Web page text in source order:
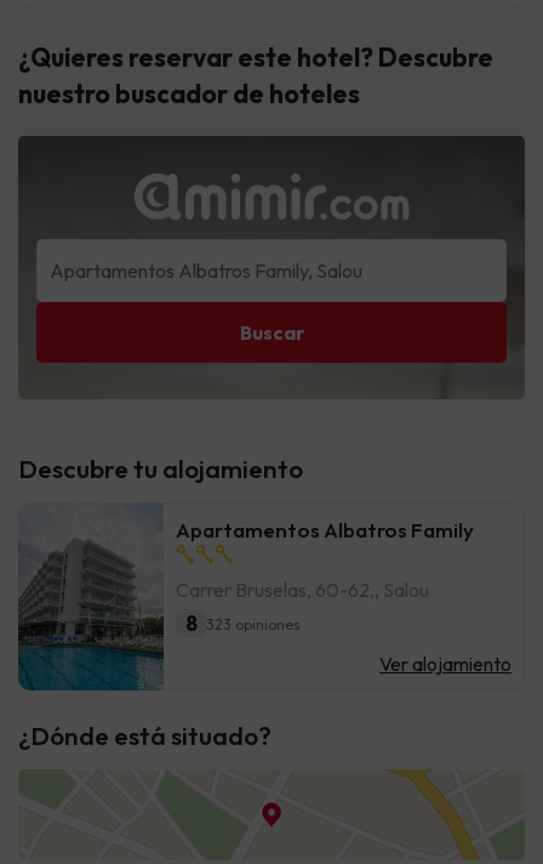
Descubre tu alojamiento
Apartamentos Albatros Family
Carrer Bruselas, 60-62,, Salou
8 323 opiniones
Ver alojamiento
¿Dónde está situado?
¿Quieres reservar este hotel? Descubre
nuestro buscador de hoteles
Buscar